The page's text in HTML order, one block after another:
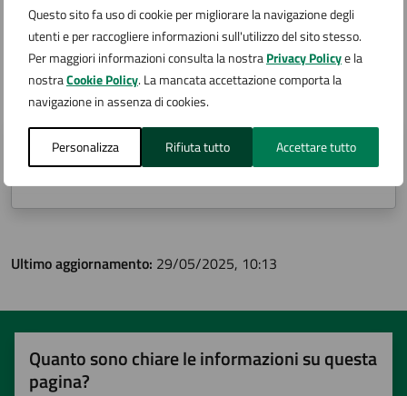
Questo sito fa uso di cookie per migliorare la navigazione degli
utenti e per raccogliere informazioni sull'utilizzo del sito stesso.
Per maggiori informazioni consulta la nostraPrivacy Policye la
nostraCookie Policy. La mancata accettazione comporta la
navigazione in assenza di cookies.
Personalizza Rifiuta tutto Accettare tutto
A cura di
Questa pagina è gestita da
Gruppo Consiliare Impronta Civica
Ultimo aggiornamento: 29/05/2025, 10:13
Quanto sono chiare le informazioni su questa
pagina?